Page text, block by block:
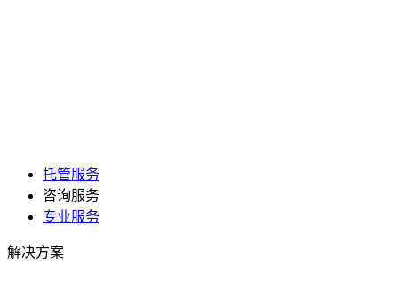
托管服务
咨询服务
专业服务
解决方案